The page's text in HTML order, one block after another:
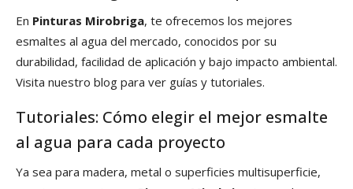
En Pinturas Mirobriga, te ofrecemos los mejores
esmaltes al agua del mercado, conocidos por su
durabilidad, facilidad de aplicación y bajo impacto ambiental.
Visita nuestro blog para ver guías y tutoriales.
Tutoriales: Cómo elegir el mejor esmalte
al agua para cada proyecto
Ya sea para madera, metal o superficies multisuperficie,